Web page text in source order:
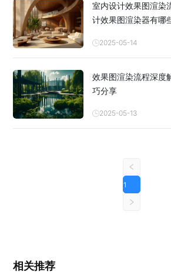
室内设计效果图渲染
计效果图渲染器有哪
2025-05-14
效果图渲染流程深度
巧分享
2025-05-13
1
相关推荐